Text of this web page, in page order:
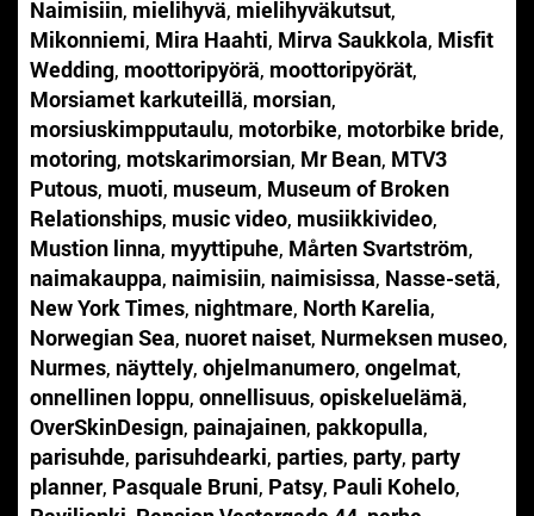
Naimisiin, mielihyvä, mielihyväkutsut,
Mikonniemi, Mira Haahti, Mirva Saukkola, Misfit
Wedding, moottoripyörä, moottoripyörät,
Morsiamet karkuteillä, morsian,
morsiuskimpputaulu, motorbike, motorbike bride,
motoring, motskarimorsian, Mr Bean, MTV3
Putous, muoti, museum, Museum of Broken
Relationships, music video, musiikkivideo,
Mustion linna, myyttipuhe, Mårten Svartström,
naimakauppa, naimisiin, naimisissa, Nasse-setä,
New York Times, nightmare, North Karelia,
Norwegian Sea, nuoret naiset, Nurmeksen museo,
Nurmes, näyttely, ohjelmanumero, ongelmat,
onnellinen loppu, onnellisuus, opiskeluelämä,
OverSkinDesign, painajainen, pakkopulla,
parisuhde, parisuhdearki, parties, party, party
planner, Pasquale Bruni, Patsy, Pauli Kohelo,